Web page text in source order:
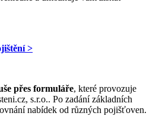
>
přes formuláře, které provozuje
s.r.o.. Po zadání základních
nabídek od různých pojišťoven.